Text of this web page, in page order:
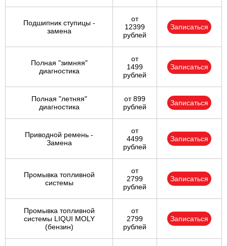
Подшипник ступицы -
замена
от
12399
рублей
Записаться
Полная "зимняя"
диагностика
от
1499
рублей
Записаться
Полная "летняя"
диагностика
от 899
рублей
Записаться
Приводной ремень -
Замена
от
4499
рублей
Записаться
Промывка топливной
системы
от
2799
рублей
Записаться
Промывка топливной
системы LIQUI MOLY
(бензин)
от
2799
рублей
Записаться